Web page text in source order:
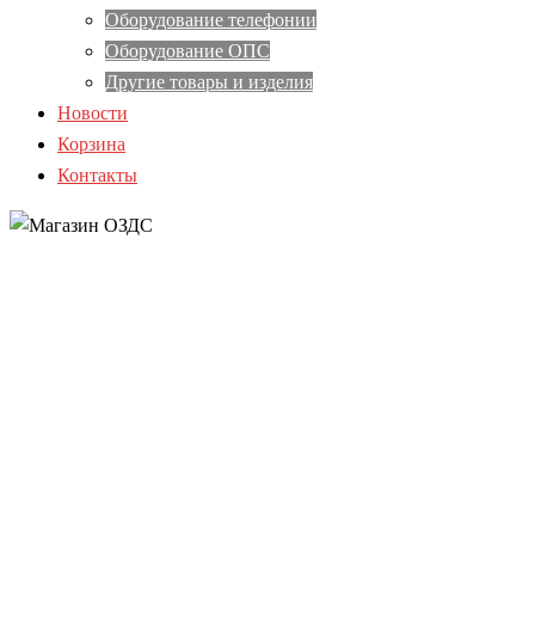
Оборудование телефонии
Оборудование ОПС
Другие товары и изделия
Новости
Корзина
Контакты